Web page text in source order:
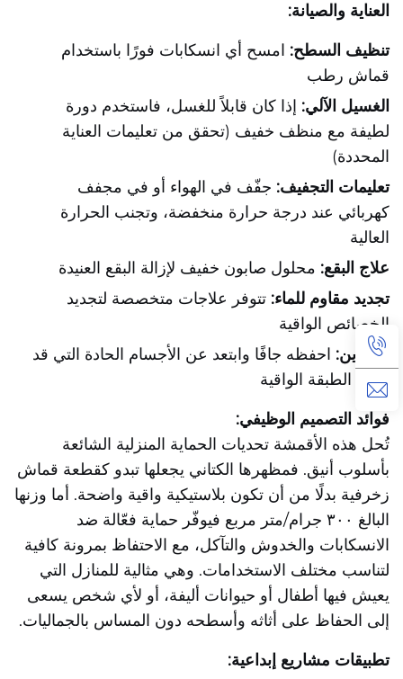
العناية والصيانة:
تنظيف السطح: امسح أي انسكابات فورًا باستخدام
قماش رطب
الغسيل الآلي: إذا كان قابلاً للغسل، فاستخدم دورة
لطيفة مع منظف خفيف (تحقق من تعليمات العناية
المحددة)
تعليمات التجفيف: جفّف في الهواء أو في مجفف
كهربائي عند درجة حرارة منخفضة، وتجنب الحرارة
العالية
علاج البقع: محلول صابون خفيف لإزالة البقع العنيدة
تجديد مقاوم للماء: تتوفر علاجات متخصصة لتجديد
الخصائص الواقية
التخزين: احفظه جافًا وابتعد عن الأجسام الحادة التي قد
تثقب الطبقة الواقية
فوائد التصميم الوظيفي:
تُحل هذه الأقمشة تحديات الحماية المنزلية الشائعة
بأسلوب أنيق. فمظهرها الكتاني يجعلها تبدو كقطعة قماش
زخرفية بدلًا من أن تكون بلاستيكية واقية واضحة. أما وزنها
البالغ ٣٠٠ جرام/متر مربع فيوفّر حماية فعّالة ضد
الانسكابات والخدوش والتآكل، مع الاحتفاظ بمرونة كافية
لتناسب مختلف الاستخدامات. وهي مثالية للمنازل التي
يعيش فيها أطفال أو حيوانات أليفة، أو لأي شخص يسعى
إلى الحفاظ على أثاثه وأسطحه دون المساس بالجماليات.
تطبيقات مشاريع إبداعية: